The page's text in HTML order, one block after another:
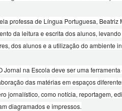
professa de Língua Portuguesa,
da leitura e escrita dos alunos,
dos alunos e a utilização do ambiente
Jornal na Escola deve ser uma
das matérias em espaços
jornalístico, como notícia, reportagem,
diagramados e impressos.